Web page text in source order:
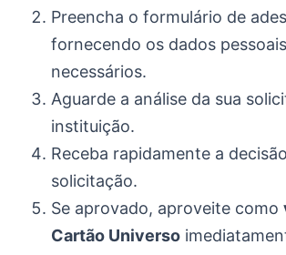
Preencha o formulário de
fornecendo os dados
necessários.
Aguarde a análise da sua
instituição.
Receba rapidamente a
solicitação.
Se aprovado, aproveite como
Cartão Universo